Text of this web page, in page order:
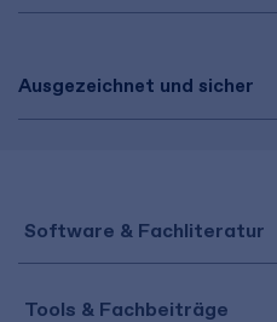
Ausgezeichnet und sicher
Software & Fachliteratur
Tools & Fachbeiträge